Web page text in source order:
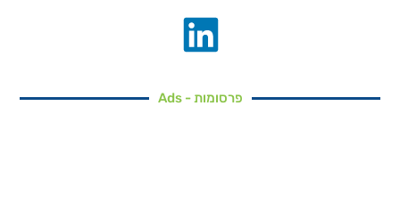
פרסומות - Ads